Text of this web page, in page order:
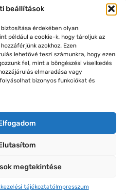
beállítások
érdekében olyan
például a cookie-k, hogy tároljuk az
azokhoz. Ezen
lehetővé teszi számunkra, hogy ezen
fel, mint a böngészési viselkedés
elmaradása vagy
bizonyos funkciókat és
megtekintése
tájékoztatóImpresszum
87/436-151
KOSSUTH
145.